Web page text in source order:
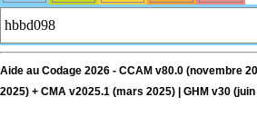
Aide au Codage 2026 - CCAM v80.0 (novembre
2025) + CMA v2025.1 (mars 2025) | GHM v30